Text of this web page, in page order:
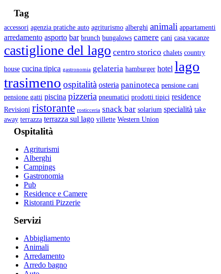
Tag
accessori agenzia pratiche auto agriturismo alberghi animali appartamenti
arredamento asporto bar brunch bungalows camere cani casa vacanze
castiglione del lago centro storico chalets country
house cucina tipica gastronomia gelateria hamburger hotel lago
trasimeno ospitalità osteria paninoteca pensione cani
pensione gatti piscina pizzeria pneumatici prodotti tipici residence
Revisioni ristorante rosticceria snack bar solarium specialità take
away terrazza terrazza sul lago villette Western Union
Ospitalità
Agriturismi
Alberghi
Campings
Gastronomia
Pub
Residence e Camere
Ristoranti Pizzerie
Servizi
Abbigliamento
Animali
Arredamento
Arredo bagno